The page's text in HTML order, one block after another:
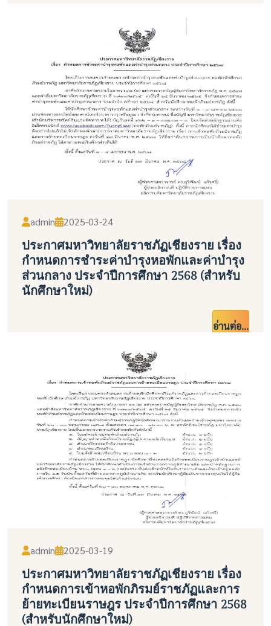
admin 2025-03-24
ประกาศมหาวิทยาลัยราชภัฏเชียงราย เรื่อง
กำหนดการชำระค่าบำรุงหอพักและค่าบำรุง
ส่วนกลาง ประจำปีการศึกษา 2568 (สำหรับ
นักศึกษาใหม่)
อ่านต่อ...
admin 2025-03-19
ประกาศมหาวิทยาลัยราชภัฏเชียงราย เรื่อง
กำหนดการเข้าหอพักภิรมย์ราชภัฏและการ
ย้ายทะเบียนราษฎร ประจำปีการศึกษา 2568
(สำหรับนักศึกษาใหม่)